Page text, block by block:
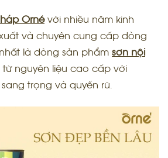
Ornévới nhiều năm kinh
và chuyên cung cấp dòng
là dòng sản phẩm sơn nội
nguyên liệu cao cấp với
trọng và quyến rũ.